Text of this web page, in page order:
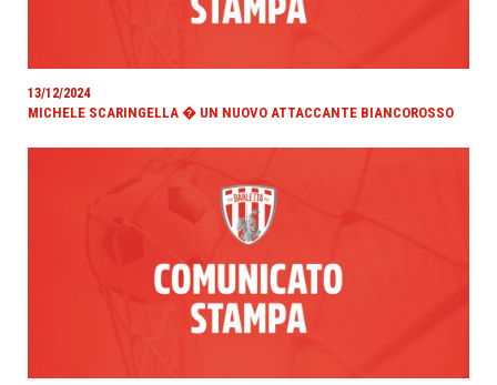
13/12/2024
MICHELE SCARINGELLA � UN NUOVO ATTACCANTE BIANCOROSSO